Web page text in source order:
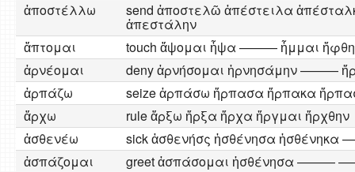
ἀποστέλλω
send ἀποστελῶ ἀπέστειλα
ἀπεστάλην
ἄπτομαι
touch ἄψομαι ἦψα ——— ἦμμαι
ἀρνέομαι
deny ἀρνήσομαι ἠρνησάμην ———
ἀρπάζω
seize ἀρπάσω ἤρπασα ἤρπακα
ἄρχω
rule ἄρξω ἤρξα ἤρχα ἤργμαι ἤρχθην
ἀσθενέω
sick ἀσθενήσς ἠσθένησα
ἀσπάζομαι
greet ἀσπάσομαι ἠσθένησα